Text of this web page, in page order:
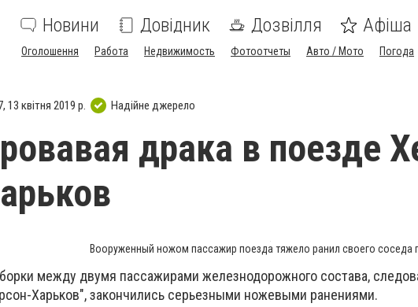
Новини Довідник Дозвілля Афіша
Оголошення Работа Недвижимость Фотоотчеты Авто / Мото Погода
13 квітня 2019 р. Надійне джерело
драка в поезде
Вооруженный ножом пассажир поезда тяжело ранил своего соседа
между двумя пассажирами железнодорожного состава,
Харьков", закончились серьезными ножевыми ранениями.